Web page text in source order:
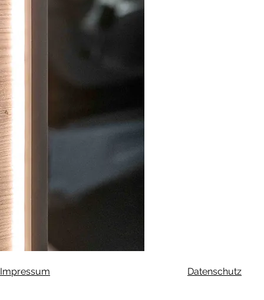
Impressum Datenschutz